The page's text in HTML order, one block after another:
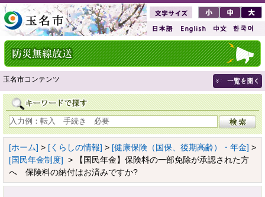
玉名市コンテンツ
[ホーム] > [くらしの情報] > [健康保険（国保、後期高齢）・年金] >
[国民年金制度] > 【国民年金】保険料の一部免除が承認された方
へ 保険料の納付はお済みですか?